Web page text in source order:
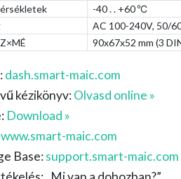
-40 . . +60 ºС
AC 100-240V, 50/
90x67x52 mm (3
dash.smart-maic.com
kézikönyv:Olvasd online »
Download »
www.smart-maic.com
Base:support.smart-maic.com